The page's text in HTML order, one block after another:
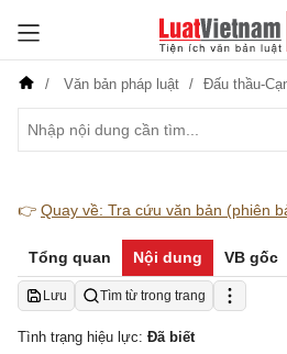
Văn bản pháp luật Đấu thầu-
👉 Quay về: Tra cứu văn bản (phiên
Tổng quan Nội dung VB gốc
Lưu Tìm từ trong trang
Tình trạng hiệu lực: Đã biết